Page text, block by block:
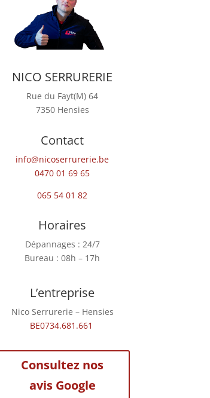
NICO SERRURERIE
Rue du Fayt(M) 64
7350 Hensies
Contact
info@nicoserrurerie.be
0470 01 69 65
065 54 01 82
Horaires
Dépannages : 24/7
Bureau : 08h – 17h
L’entreprise
Nico Serrurerie – Hensies
BE0734.681.661
Consultez nos
avis Google